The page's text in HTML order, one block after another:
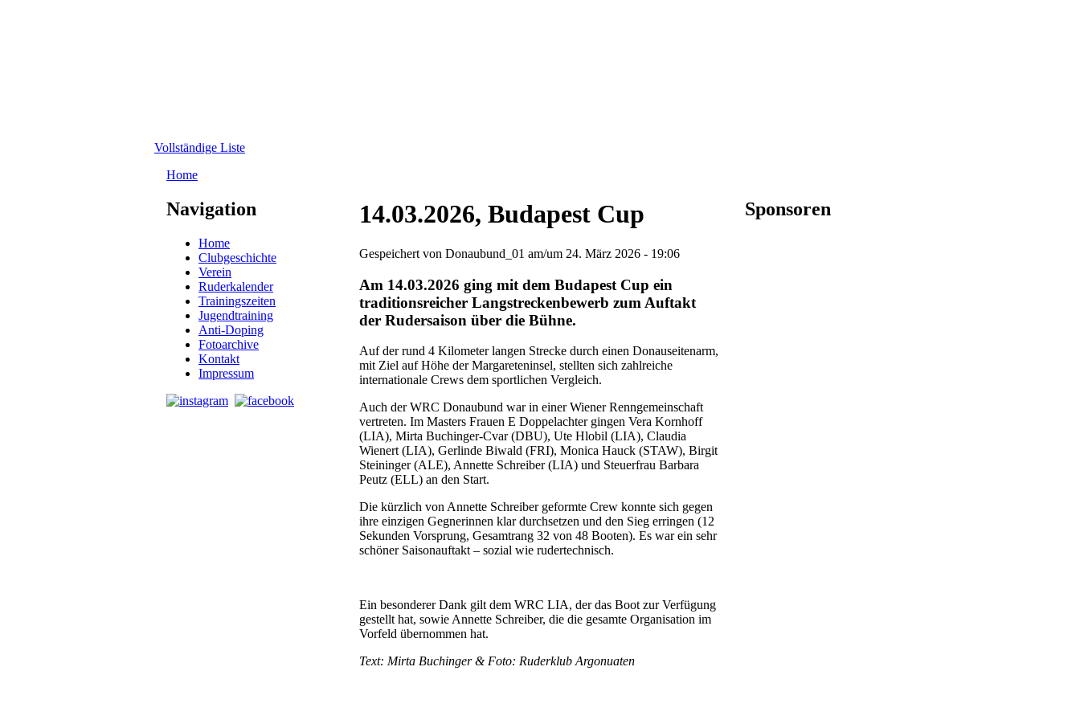
Vollständige Liste
Home
Navigation
Home
Clubgeschichte
Verein
Ruderkalender
Trainingszeiten
Jugendtraining
Anti-Doping
Fotoarchive
Kontakt
Impressum
14.03.2026, Budapest Cup
Gespeichert von Donaubund_01 am/um 24. März 2026 - 19:06
Am 14.03.2026 ging mit dem Budapest Cup ein
traditionsreicher Langstreckenbewerb zum Auftakt
der Rudersaison über die Bühne.
Auf der rund 4 Kilometer langen Strecke durch einen Donauseitenarm,
mit Ziel auf Höhe der Margareteninsel, stellten sich zahlreiche
internationale Crews dem sportlichen Vergleich.
Auch der WRC Donaubund war in einer Wiener Renngemeinschaft
vertreten. Im Masters Frauen E Doppelachter gingen Vera Kornhoff
(LIA), Mirta Buchinger-Cvar (DBU), Ute Hlobil (LIA), Claudia
Wienert (LIA), Gerlinde Biwald (FRI), Monica Hauck (STAW), Birgit
Steininger (ALE), Annette Schreiber (LIA) und Steuerfrau Barbara
Peutz (ELL) an den Start.
Die kürzlich von Annette Schreiber geformte Crew konnte sich gegen
ihre einzigen Gegnerinnen klar durchsetzen und den Sieg erringen (12
Sekunden Vorsprung, Gesamtrang 32 von 48 Booten). Es war ein sehr
schöner Saisonauftakt – sozial wie rudertechnisch.
Ein besonderer Dank gilt dem WRC LIA, der das Boot zur Verfügung
gestellt hat, sowie Annette Schreiber, die die gesamte Organisation im
Vorfeld übernommen hat.
Text: Mirta Buchinger & Foto: Ruderklub Argonuaten
Sponsoren